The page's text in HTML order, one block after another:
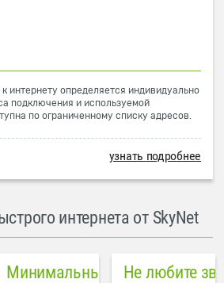
интернету определяется индивидуально
подключения и используемой
по ограниченному списку адресов.
узнать подробнее
интернета от SkyNet
Минимальный пинг в городе
Не любите